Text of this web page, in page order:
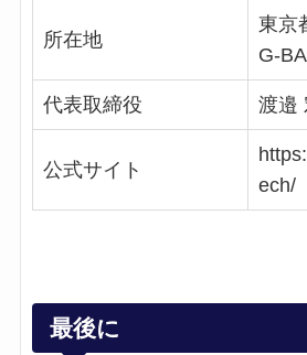
所在地
東京
G-
代表取締役 渡邉
公式サイト
ech/
最後に